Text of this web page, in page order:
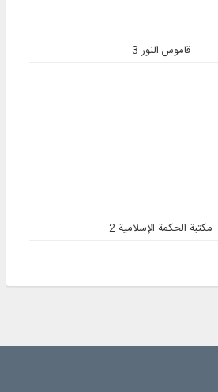
قاموس النور 3
مکتبة الحکمة الإسلامیة 2